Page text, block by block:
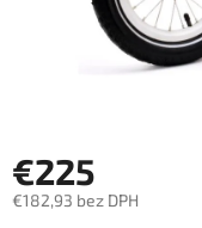
€225
€182,93 bez DPH